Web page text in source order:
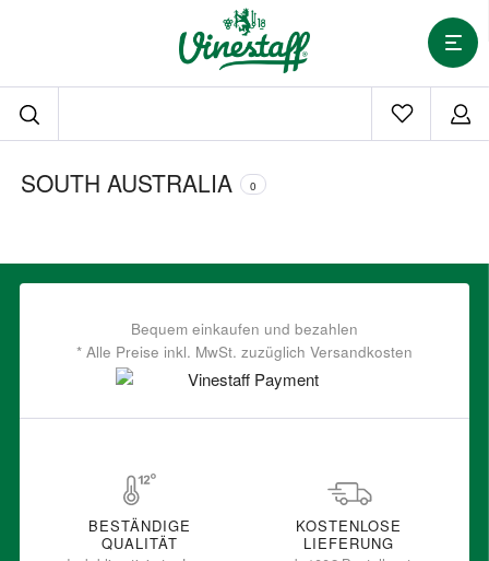
SOUTH AUSTRALIA 0
Bequem einkaufen und bezahlen
* Alle Preise inkl. MwSt. zuzüglich Versandkosten
BESTÄNDIGE
QUALITÄT
KOSTENLOSE
LIEFERUNG